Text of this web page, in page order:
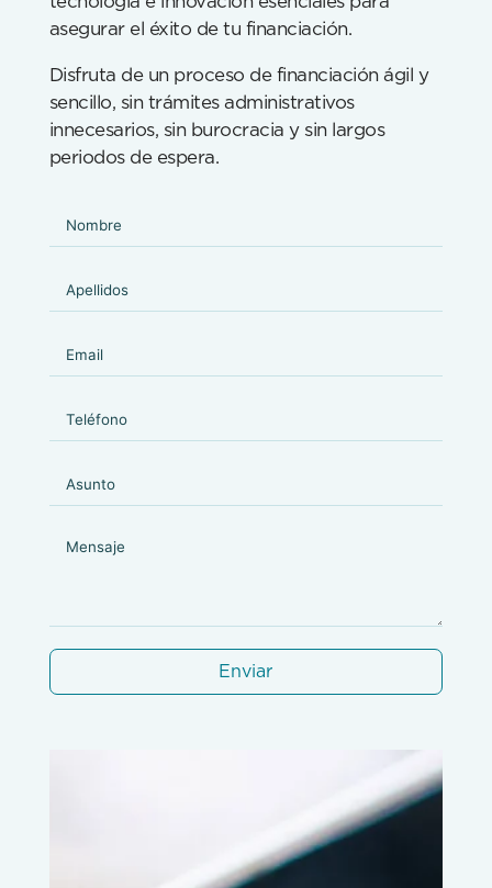
asegurar el éxito de tu financiación.
Disfruta de un proceso de financiación ágil y
sencillo, sin trámites administrativos
innecesarios, sin burocracia y sin largos
periodos de espera.
Enviar